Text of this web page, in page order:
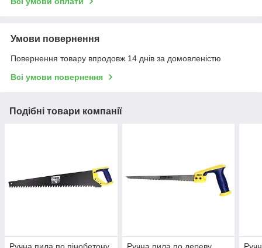
Умови повернення
Повернення товару впродовж 14 днів за домовленістю
Всі умови повернення
Подібні товари компанії